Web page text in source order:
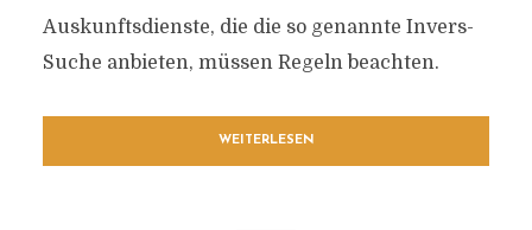
Auskunftsdienste, die die so genannte Invers-
Suche anbieten, müssen Regeln beachten.
WEITERLESEN